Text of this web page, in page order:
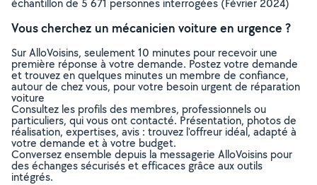
échantillon de 5 671 personnes interrogées (Février 2024)
Vous cherchez un mécanicien voiture en urgence ?
Sur AlloVoisins, seulement 10 minutes pour recevoir une
première réponse à votre demande. Postez votre demande
et trouvez en quelques minutes un membre de confiance,
autour de chez vous, pour votre besoin urgent de réparation
voiture
Consultez les profils des membres, professionnels ou
particuliers, qui vous ont contacté. Présentation, photos de
réalisation, expertises, avis : trouvez l'offreur idéal, adapté à
votre demande et à votre budget.
Conversez ensemble depuis la messagerie AlloVoisins pour
des échanges sécurisés et efficaces grâce aux outils
intégrés.